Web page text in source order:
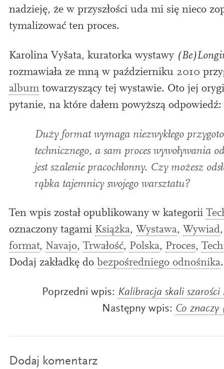
nadzieję, że w przyszłości uda mi się nieco
tymalizować ten proces.
Karolina Vyšata, kur­at­orka wys­tawy
rozmawiała ze mną w paździ­erniku 2010
album towar­zyszący tej wys­taw­ie. Oto jej
pytan­ie, na które dałem pow­yższą odpowiedź:
Duży format wymaga niezwykłego
tech­niczne­go, a sam pro­ces wywoły­wania
jest sza­le­nie pra­cochłonny. Czy możesz
rąb­ka tajem­nicy swo­jego warsztatu?
Ten wpis został opublikowany w kategorii
oznaczony tagami Książka, Wystawa, Wywiad
format, Navajo, Trwałość, Polska, Proces,
Dodaj zakładkę do bezpośredniego odnośnika.
Poprzedni wpis: Kalibracja skali
Następny wpis: Co znaczy
Dodaj komentarz